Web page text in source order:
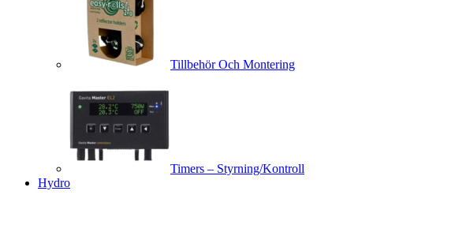
Tillbehör Och Montering
Timers – Styrning/Kontroll
Hydro